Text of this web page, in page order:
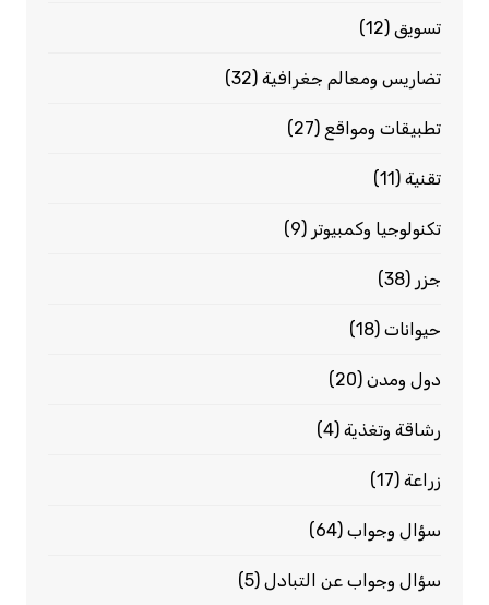
تسويق(12)
تضاريس ومعالم جغرافية(32)
تطبيقات ومواقع (27)
تقنية(11)
تكنولوجيا وكمبيوتر (9)
جزر (38)
حيوانات(18)
دول ومدن(20)
رشاقة وتغذية(4)
زراعة(17)
سؤال وجواب(64)
سؤال وجواب عن التبادل(5)